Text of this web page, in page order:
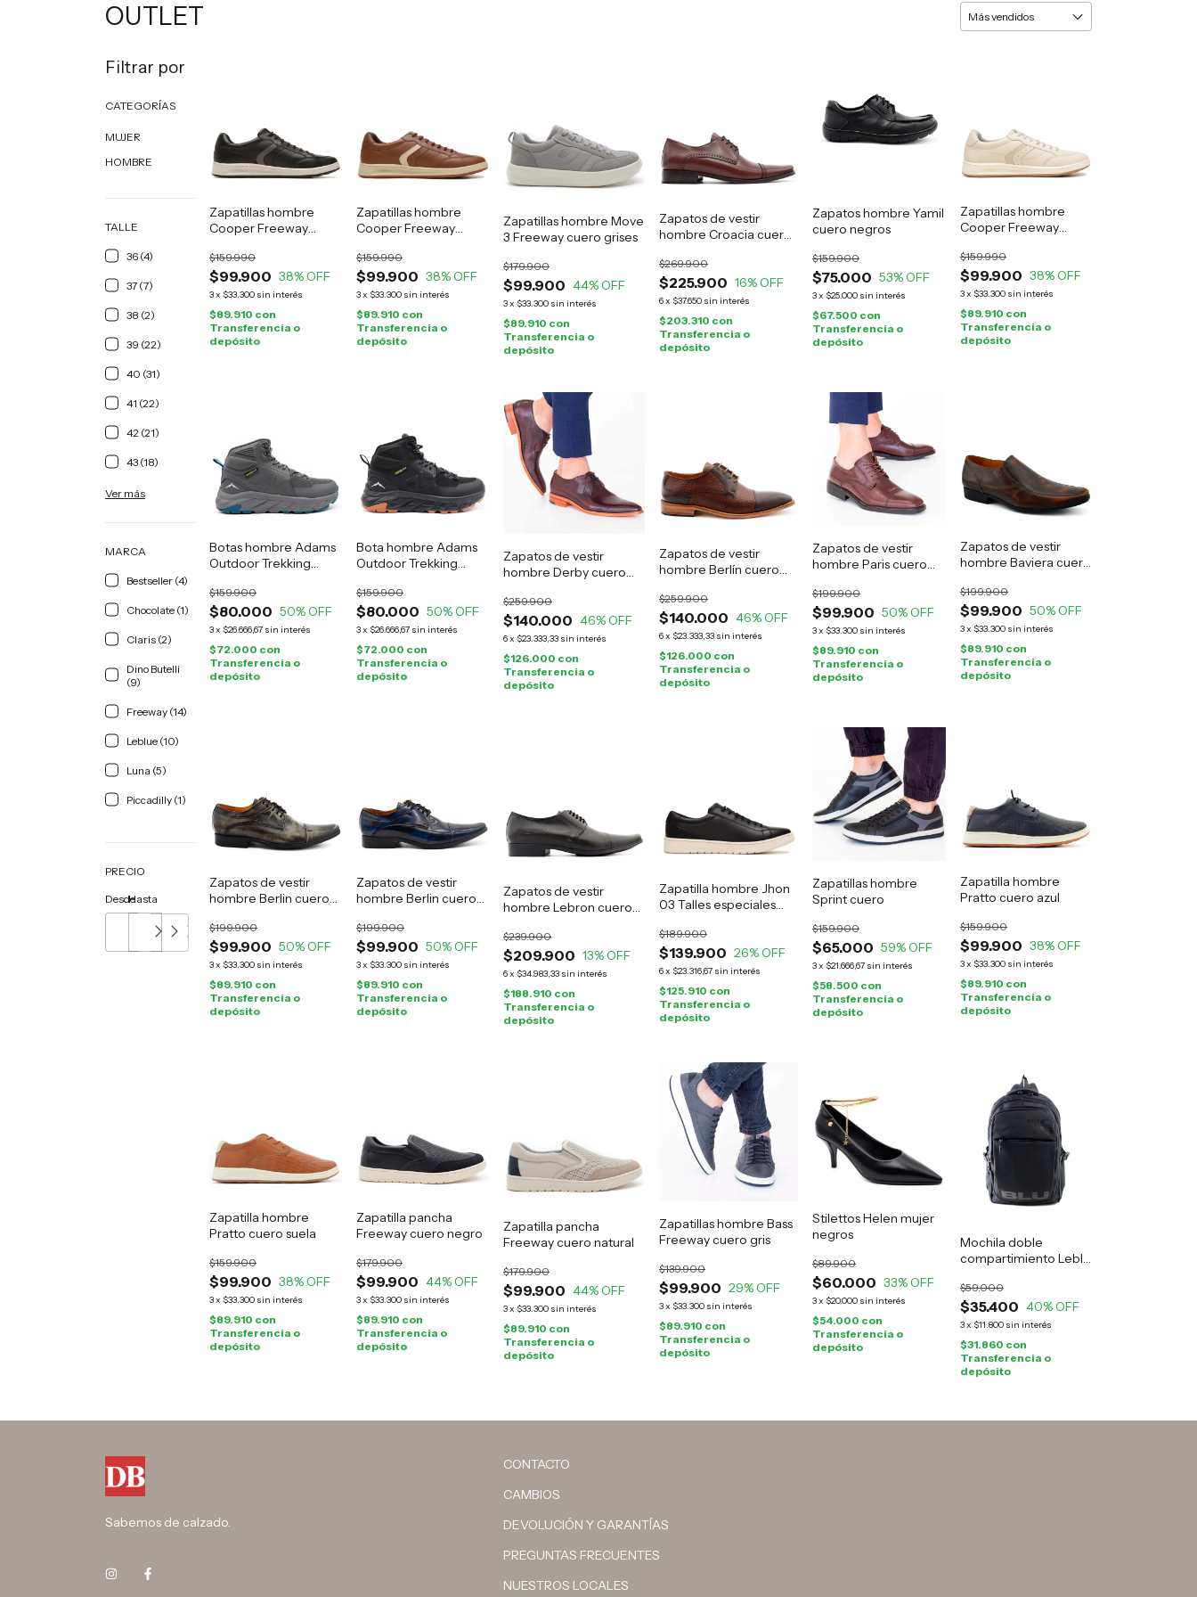
OUTLET
Filtrar por
CATEGORÍAS
MUJER
HOMBRE
TALLE
36 (4)
37 (7)
38 (2)
39 (22)
40 (31)
41 (22)
42 (21)
43 (18)
Ver más
MARCA
Bestseller (4)
Chocolate (1)
Claris (2)
Dino Butelli
(9)
Freeway (14)
Leblue (10)
Luna (5)
Piccadilly (1)
PRECIO
DesdeHasta
Zapatillas hombre
Cooper Freeway
$99.900
$159.990
38% OFF
3x $33.300 sin interés
$89.910 con
Transferencia o
depósito
Zapatillas hombre
Cooper Freeway
$99.900
$159.990
38% OFF
3x $33.300 sin interés
$89.910 con
Transferencia o
depósito
Zapatillas hombre Move
3 Freeway cuero grises
$99.900
$179.900
44% OFF
3x $33.300 sin interés
$89.910 con
Transferencia o
depósito
Zapatos de vestir
hombre Croacia cuero
$225.900
$269.900
16% OFF
6x $37.650 sin interés
$203.310 con
Transferencia o
depósito
Zapatos hombre Yamil
cuero negros
$75.000
$159.900
53% OFF
3x $25.000 sin interés
$67.500 con
Transferencia o
depósito
Zapatillas hombre
Cooper Freeway
$99.900
$159.990
38% OFF
3x $33.300 sin interés
$89.910 con
Transferencia o
depósito
Botas hombre Adams
Outdoor Trekking
$80.000
$159.900
50% OFF
3x $26.666,67 sin interés
$72.000 con
Transferencia o
depósito
Bota hombre Adams
Outdoor Trekking
$80.000
$159.900
50% OFF
3x $26.666,67 sin interés
$72.000 con
Transferencia o
depósito
Zapatos de vestir
hombre Derby cuero
$140.000
$259.900
46% OFF
6x $23.333,33 sin interés
$126.000 con
Transferencia o
depósito
Zapatos de vestir
hombre Berlín cuero
$140.000
$259.900
46% OFF
6x $23.333,33 sin interés
$126.000 con
Transferencia o
depósito
Zapatos de vestir
hombre Paris cuero
$99.900
$199.900
50% OFF
3x $33.300 sin interés
$89.910 con
Transferencia o
depósito
Zapatos de vestir
hombre Baviera cuero
$99.900
$199.900
50% OFF
3x $33.300 sin interés
$89.910 con
Transferencia o
depósito
Zapatos de vestir
hombre Berlin cuero
$99.900
$199.900
50% OFF
3x $33.300 sin interés
$89.910 con
Transferencia o
depósito
Zapatos de vestir
hombre Berlin cuero
$99.900
$199.900
50% OFF
3x $33.300 sin interés
$89.910 con
Transferencia o
depósito
Zapatos de vestir
hombre Lebron cuero
$209.900
$239.900
13% OFF
6x $34.983,33 sin interés
$188.910 con
Transferencia o
depósito
Zapatilla hombre Jhon
03 Talles especiales
$139.900
$189.900
26% OFF
6x $23.316,67 sin interés
$125.910 con
Transferencia o
depósito
Zapatillas hombre
Sprint cuero
$65.000
$159.900
59% OFF
3x $21.666,67 sin interés
$58.500 con
Transferencia o
depósito
Zapatilla hombre
Pratto cuero azul
$99.900
$159.900
38% OFF
3x $33.300 sin interés
$89.910 con
Transferencia o
depósito
Zapatilla hombre
Pratto cuero suela
$99.900
$159.900
38% OFF
3x $33.300 sin interés
$89.910 con
Transferencia o
depósito
Zapatilla pancha
Freeway cuero negro
$99.900
$179.900
44% OFF
3x $33.300 sin interés
$89.910 con
Transferencia o
depósito
Zapatilla pancha
Freeway cuero natural
$99.900
$179.900
44% OFF
3x $33.300 sin interés
$89.910 con
Transferencia o
depósito
Zapatillas hombre Bass
Freeway cuero gris
$99.900
$139.900
29% OFF
3x $33.300 sin interés
$89.910 con
Transferencia o
depósito
Stilettos Helen mujer
negros
$60.000
$89.900
33% OFF
3x $20.000 sin interés
$54.000 con
Transferencia o
depósito
Mochila doble
compartimiento Leblu
$35.400
$59.000
40% OFF
3x $11.800 sin interés
$31.860 con
Transferencia o
depósito
Sabemos de calzado.
CONTACTO
CAMBIOS
DEVOLUCIÓN Y GARANTÍAS
PREGUNTAS FRECUENTES
NUESTROS LOCALES